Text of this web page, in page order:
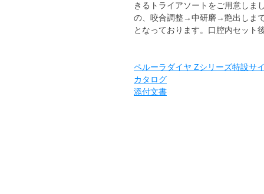
きるトライアソートをご用意しま
の、咬合調整→中研磨→艶出しま
となっております。口腔内セット
ペルーラダイヤ Zシリーズ特設サ
カタログ
添付文書